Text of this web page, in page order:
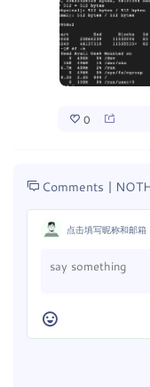
0
Comments |
点击填写昵称和邮箱